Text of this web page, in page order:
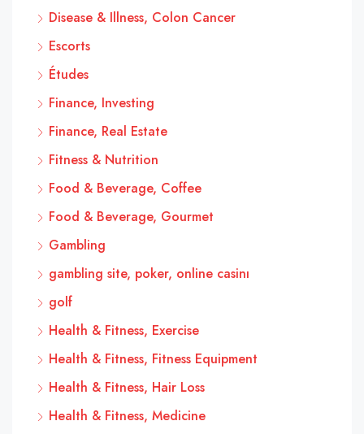
Disease & Illness, Colon Cancer
Escorts
Études
Finance, Investing
Finance, Real Estate
Fitness & Nutrition
Food & Beverage, Coffee
Food & Beverage, Gourmet
Gambling
gambling site, poker, online casinı
golf
Health & Fitness, Exercise
Health & Fitness, Fitness Equipment
Health & Fitness, Hair Loss
Health & Fitness, Medicine